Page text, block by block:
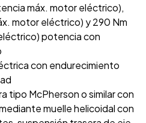
máx. motor eléctrico),
motor eléctrico) y 290 Nm
potencia con
con endurecimiento
tipo McPherson o similar con
muelle helicoidal con